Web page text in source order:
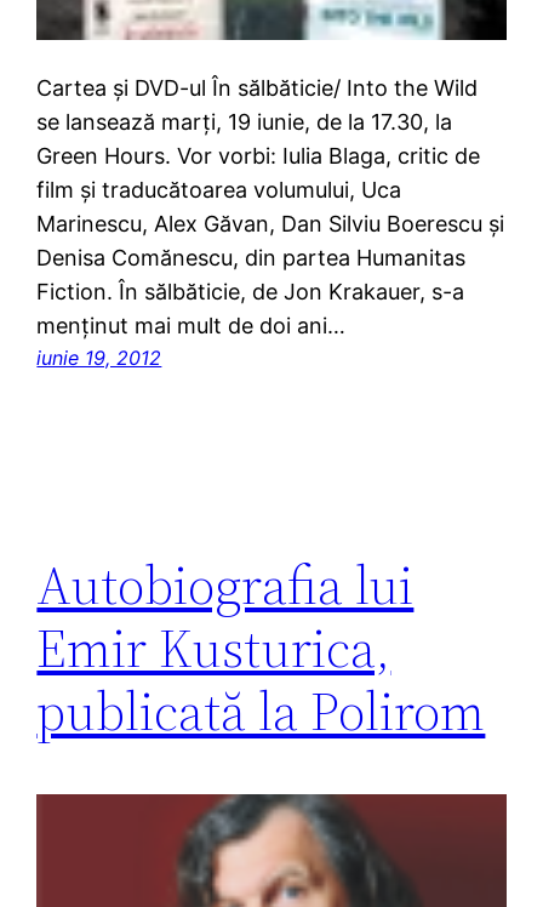
Cartea şi DVD-ul În sălbăticie/ Into the Wild
se lansează marţi, 19 iunie, de la 17.30, la
Green Hours. Vor vorbi: Iulia Blaga, critic de
film şi traducătoarea volumului, Uca
Marinescu, Alex Găvan, Dan Silviu Boerescu şi
Denisa Comănescu, din partea Humanitas
Fiction. În sălbăticie, de Jon Krakauer, s-a
menţinut mai mult de doi ani…
iunie 19, 2012
Autobiografia lui
Emir Kusturica,
publicată la Polirom